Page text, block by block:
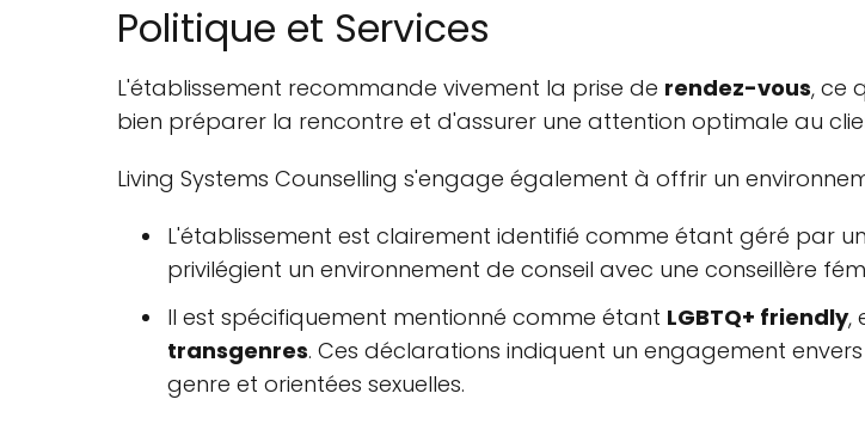
Politique et Services
L'établissement recommande vivement la prise de rendez-vous, ce
bien préparer la rencontre et d'assurer une attention optimale au
Living Systems Counselling s'engage également à offrir un
L'établissement est clairement identifié comme étant géré par
privilégient un environnement de conseil avec une conseillère
Il est spécifiquement mentionné comme étant LGBTQ+ friendly,
transgenres. Ces déclarations indiquent un engagement
genre et orientées sexuelles.